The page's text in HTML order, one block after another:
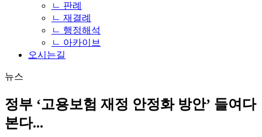
ㄴ 판례
ㄴ 재결례
ㄴ 행정해석
ㄴ 아카이브
오시는길
뉴스
정부 ‘고용보험 재정 안정화 방안’ 들여다
본다...